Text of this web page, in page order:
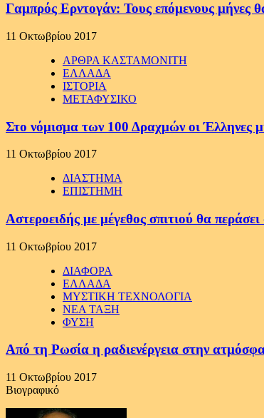
Γαμπρός Ερντογάν: Τους επόμενους μήνες
11 Οκτωβρίου 2017
ΑΡΘΡΑ ΚΑΣΤΑΜΟΝΙΤΗ
ΕΛΛΑΔΑ
ΙΣΤΟΡΙΑ
ΜΕΤΑΦΥΣΙΚΟ
Στο νόμισμα των 100 Δραχμών οι Έλληνες
11 Οκτωβρίου 2017
ΔΙΑΣΤΗΜΑ
ΕΠΙΣΤΗΜΗ
Αστεροειδής με μέγεθος σπιτιού θα
11 Οκτωβρίου 2017
ΔΙΑΦΟΡΑ
ΕΛΛΑΔΑ
ΜΥΣΤΙΚΗ ΤΕΧΝΟΛΟΓΙΑ
ΝΕΑ ΤΑΞΗ
ΦΥΣΗ
Από τη Ρωσία η ραδιενέργεια στην
11 Οκτωβρίου 2017
Βιογραφικό